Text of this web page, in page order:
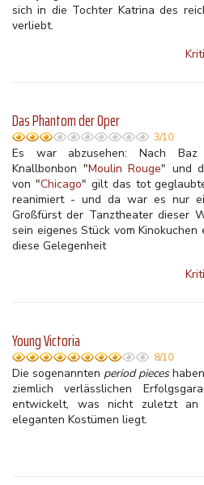
sich in die Tochter Katrina des
verliebt.
Das Phantom der Oper
3/10
Es war abzusehen: Nach Baz
Knallbonbon "Moulin Rouge" und
von "Chicago" gilt das tot
reanimiert - und da war es nur
Großfürst der Tanztheater dieser
sein eigenes Stück vom
diese Gelegenheit
Young Victoria
8/10
Die sogenannten period pieces
ziemlich verlässlichen
entwickelt, was nicht zuletzt
eleganten Kostümen liegt.